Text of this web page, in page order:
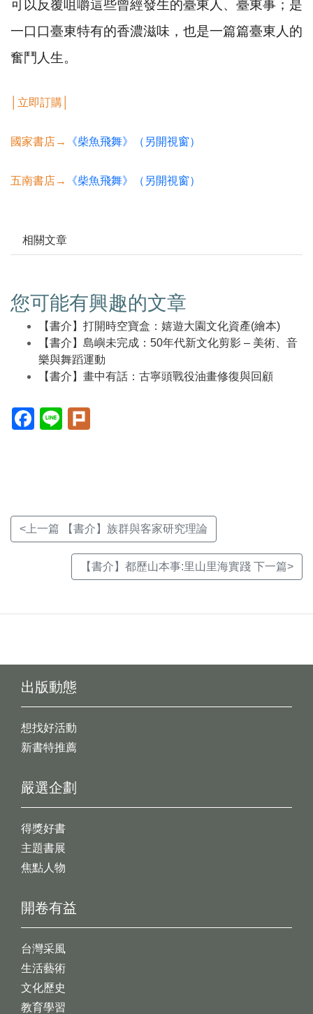
可以反覆咀嚼這些曾經發生的臺東人、臺東事；是
一口口臺東特有的香濃滋味，也是一篇篇臺東人的
奮鬥人生。
│立即訂購│
國家書店→ 《柴魚飛舞》（另開視窗）
五南書店→ 《柴魚飛舞》（另開視窗）
相關文章
您可能有興趣的文章
【書介】打開時空寶盒：嬉遊大園文化資產(繪本)
【書介】島嶼未完成：50年代新文化剪影 – 美術、音
樂與舞蹈運動
【書介】畫中有話：古寧頭戰役油畫修復與回顧
Facebook(另
開
Line(另
開
<上一篇 【書介】族群與客家研究理論
【書介】都歷山本事:里山里海實踐 下一篇>
出版動態
想找好活動
新書特推薦
開卷有益
台灣采風
生活藝術
文化歷史
教育學習
嚴選企劃
得獎好書
主題書展
焦點人物